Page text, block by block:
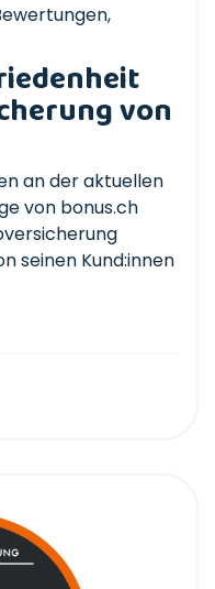
,
von
an der aktuellen
von bonus.ch
seinen Kund:innen